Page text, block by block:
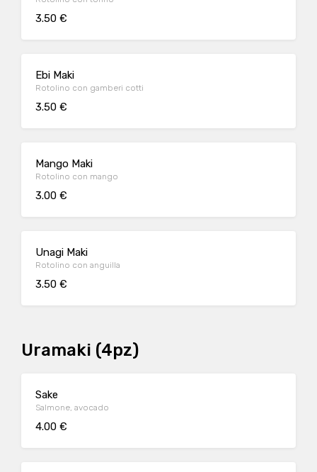
3.50 €
Ebi Maki
Rotolino con gamberi cotti
3.50 €
Mango Maki
Rotolino con mango
3.00 €
Unagi Maki
Rotolino con anguilla
3.50 €
Uramaki (4pz)
Sake
Salmone, avocado
4.00 €